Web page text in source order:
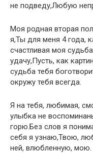
не подведу,Любую
Моя родная вторая
я,Ты для меня 4 года,
счастливая моя
удачу,Пусть, как
судьба тебя
окружу тебя всегда.
Я на тебя, любимая,
улыбка не
горю.Без слов я
себя я узнаю,Твою,
ней, влюбленную, мою.